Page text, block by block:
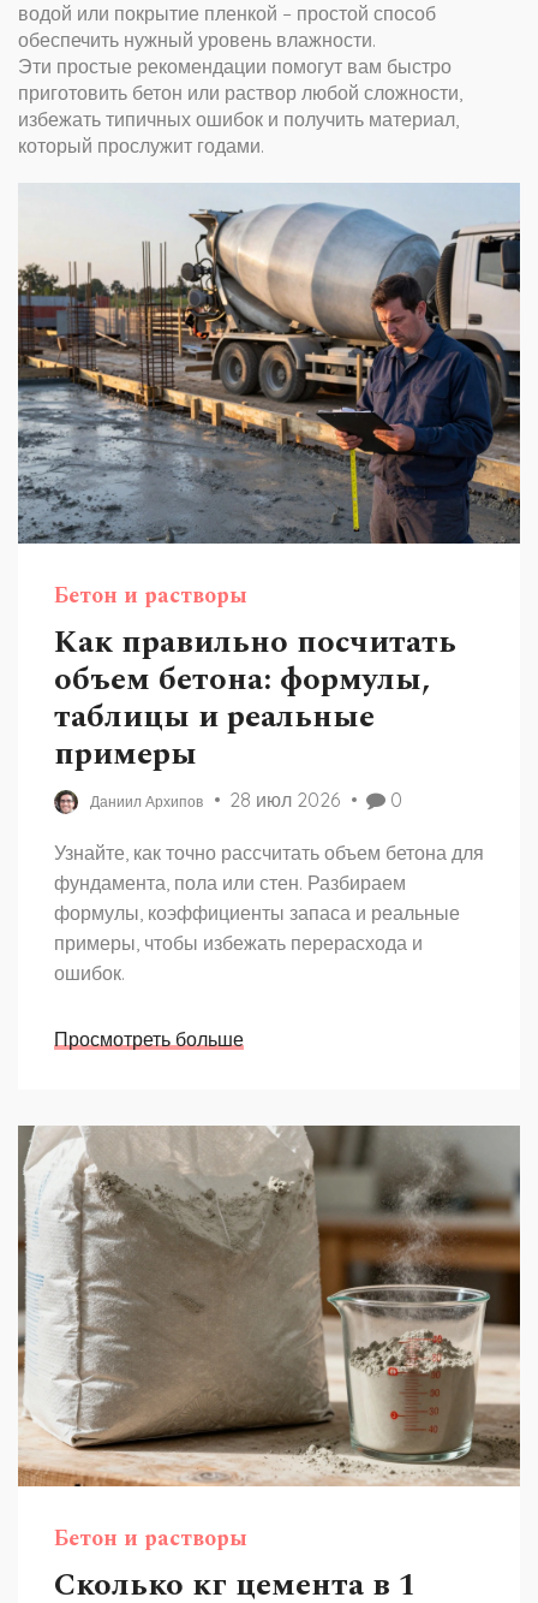
водой или покрытие пленкой – простой способ
обеспечить нужный уровень влажности.
Эти простые рекомендации помогут вам быстро
приготовить бетон или раствор любой сложности,
избежать типичных ошибок и получить материал,
который прослужит годами.
Бетон и растворы
Как правильно посчитать
объем бетона: формулы,
таблицы и реальные
примеры
Даниил Архипов 28 июл 2026 0
Узнайте, как точно рассчитать объем бетона для
фундамента, пола или стен. Разбираем
формулы, коэффициенты запаса и реальные
примеры, чтобы избежать перерасхода и
ошибок.
Просмотреть больше
Бетон и растворы
Сколько кг цемента в 1